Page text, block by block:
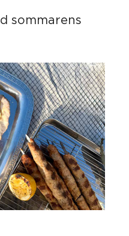
sommarens